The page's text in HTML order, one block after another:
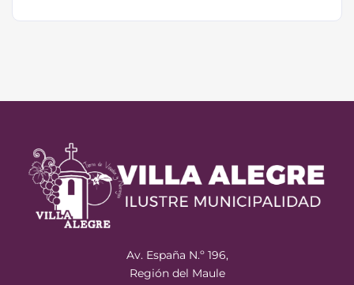
Av. España N.º 196,
Región del Maule